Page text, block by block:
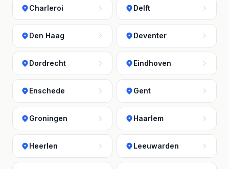
Charleroi Delft
Den Haag Deventer
Dordrecht Eindhoven
Enschede Gent
Groningen Haarlem
Heerlen Leeuwarden